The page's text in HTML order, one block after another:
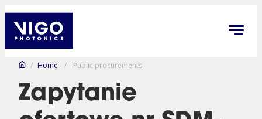
/ Home / Public procurements
Zapytanie